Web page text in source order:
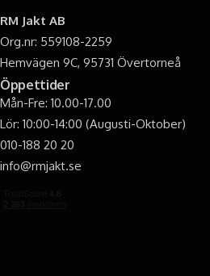
Taurin 1000 mg
Niacin 88 mg
Pantotensyra 44 mg
Folin 0.7 mg
Biotin 0.35 mg
RM Jakt AB
Org.nr: 559108-2259
Hemvägen 9C, 95731 Övertorneå
Öppettider
Mån-Fre: 10.00-17.00
Lör: 10:00-14:00 (Augusti-Oktober)
010-188 20 20
info@rmjakt.se